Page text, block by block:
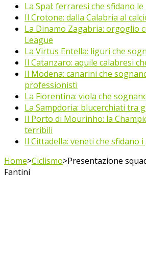
La Spal: ferraresi che sfidano
Il Crotone: dalla Calabria al
La Dinamo Zagabria: orgoglio
League
La Virtus Entella: liguri che
Il Catanzaro: aquile calabresi
Il Modena: canarini che
professionisti
La Fiorentina: viola che
La Sampdoria: blucerchiati tra
Il Porto di Mourinho: la
terribili
Il Cittadella: veneti che sfidano
Home>Ciclismo>Presentazione
Fantini